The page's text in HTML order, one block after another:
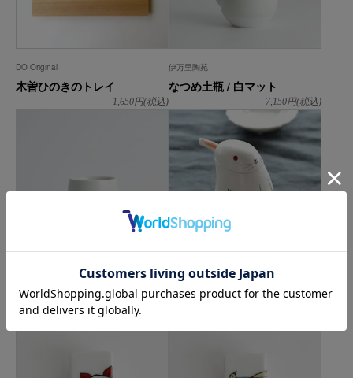
DO Original
木曽ひのきのトレイ
1,650円(税込)
伊万里陶苑
なつめ土瓶 / 白マット
7,150円(税込)
なつめ汲出し / 白マット
1,980円(税込)
幸楽窯
兎の汁次